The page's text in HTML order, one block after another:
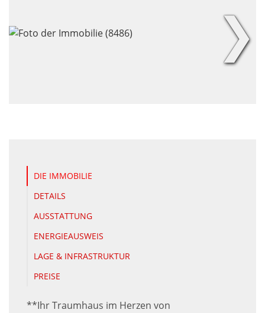
❯
DIE IMMOBILIE
DETAILS
AUSSTATTUNG
ENERGIEAUSWEIS
LAGE & INFRASTRUKTUR
PREISE
**Ihr Traumhaus im Herzen von